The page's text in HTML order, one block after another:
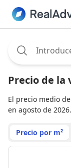
Precio de la
El precio medio
en agosto de 2026.
Precio por m²